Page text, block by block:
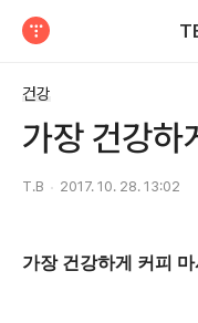
건강
가장 건강하
T.B 2017. 10. 28. 13:02
가장 건강하게 커피 마